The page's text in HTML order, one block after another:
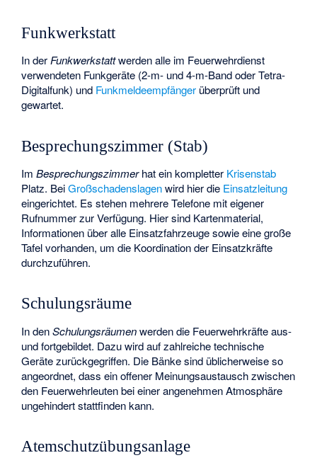
Funkwerkstatt
In derFunkwerkstattwerden alle im Feuerwehrdienst
verwendeten Funkgeräte (2-m- und 4-m-Band oder Tetra-
Digitalfunk) und Funkmeldeempfänger überprüft und
gewartet.
Besprechungszimmer (Stab)
ImBesprechungszimmerhat ein kompletter Krisenstab
Platz. BeiGroßschadenslagenwird hier die Einsatzleitung
eingerichtet. Es stehen mehrere Telefone mit eigener
Rufnummer zur Verfügung. Hier sind Kartenmaterial,
Informationen über alle Einsatzfahrzeuge sowie eine große
Tafel vorhanden, um die Koordination der Einsatzkräfte
durchzuführen.
Schulungsräume
In denSchulungsräumenwerden die Feuerwehrkräfte aus-
und fortgebildet. Dazu wird auf zahlreiche technische
Geräte zurückgegriffen. Die Bänke sind üblicherweise so
angeordnet, dass ein offener Meinungsaustausch zwischen
den Feuerwehrleuten bei einer angenehmen Atmosphäre
ungehindert stattfinden kann.
Atemschutzübungsanlage